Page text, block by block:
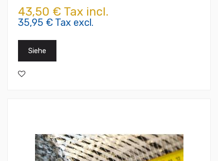
43,50 € Tax incl.
35,95 € Tax excl.
Siehe